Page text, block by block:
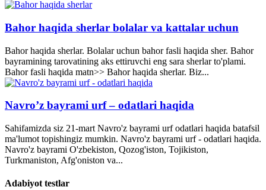
Bahor haqida sherlar bolalar va kattalar uchun
Bahor haqida sherlar. Bolalar uchun bahor fasli haqida sher. Bahor
bayramining tarovatining aks ettiruvchi eng sara sherlar to'plami.
Bahor fasli haqida matn>> Bahor haqida sherlar. Biz...
Navro’z bayrami urf – odatlari haqida
Sahifamizda siz 21-mart Navro'z bayrami urf odatlari haqida batafsil
ma'lumot topishingiz mumkin. Navro'z bayrami urf - odatlari haqida.
Navro'z bayrami O'zbekiston, Qozog'iston, Tojikiston,
Turkmaniston, Afg'oniston va...
Adabiyot testlar